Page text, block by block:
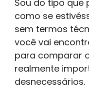
Sou do tipo que
como se
sem termos
você vai
para comparar
realmente
desnecessários.